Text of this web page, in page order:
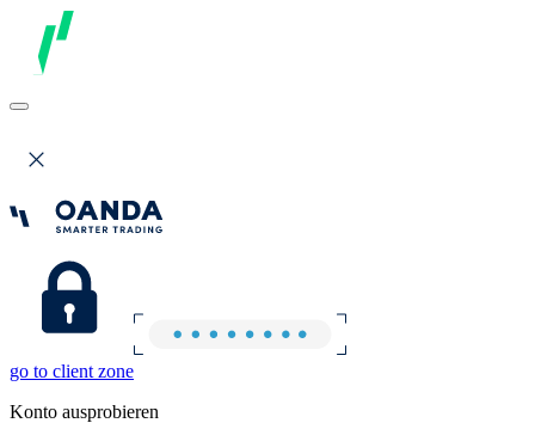
go to client zone
Konto ausprobieren